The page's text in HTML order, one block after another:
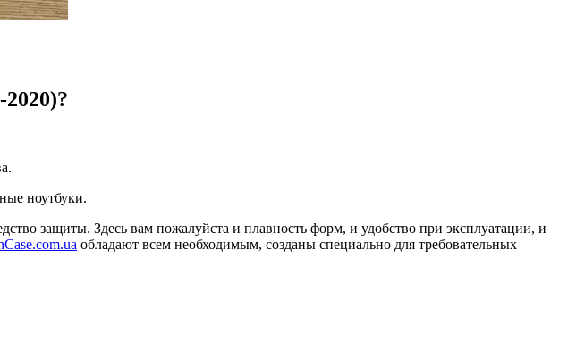
ноутбуки.
защиты. Здесь вам пожалуйста и плавность форм, и удобство при эксплуатации, и
обладают всем необходимым, созданы специально для требовательных